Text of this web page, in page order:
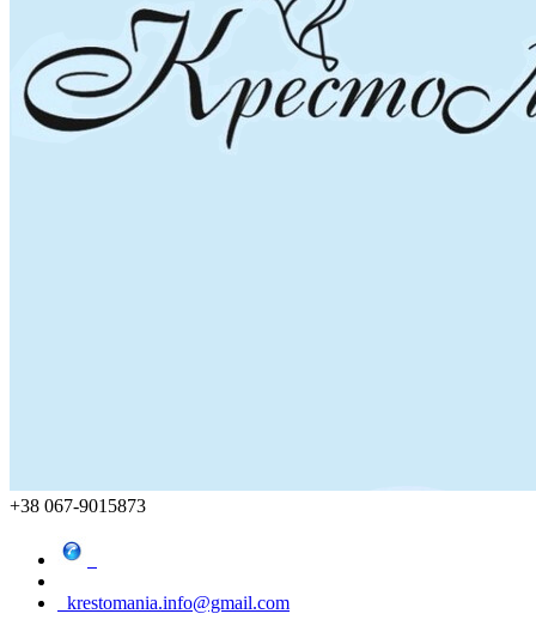
+38 067-9015873
krestomania.info@gmail.com